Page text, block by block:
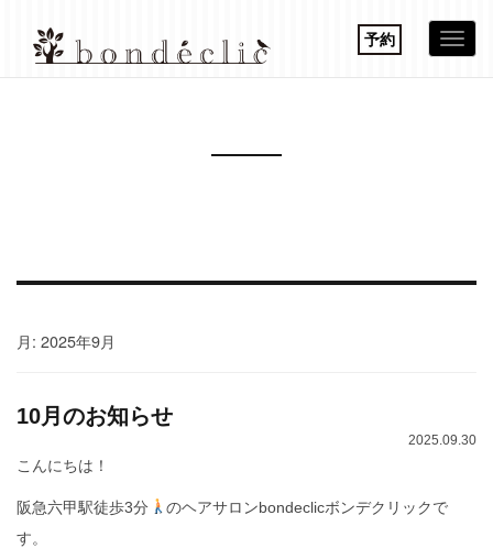
予約
月: 2025年9月
10月のお知らせ
2025.09.30
こんにちは！
阪急六甲駅徒歩3分
のヘアサロンbondeclicボンデクリックで
す。